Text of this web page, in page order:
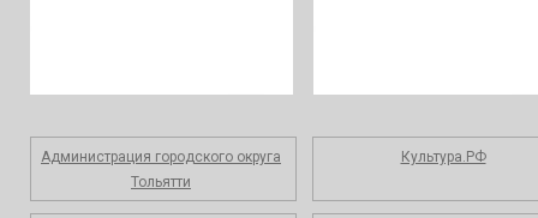
Администрация городского округа
Тольятти
Культура.РФ